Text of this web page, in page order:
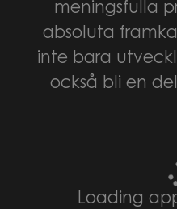
meningsfulla
absoluta
inte bara
också bli en
Loading